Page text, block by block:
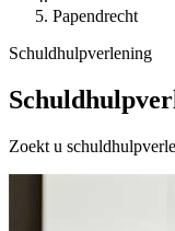
Papendrecht
Schuldhulpverlening
Zoekt u